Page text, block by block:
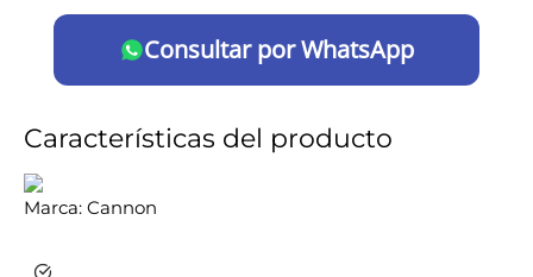
Consultar por WhatsApp
Características del producto
Marca: Cannon